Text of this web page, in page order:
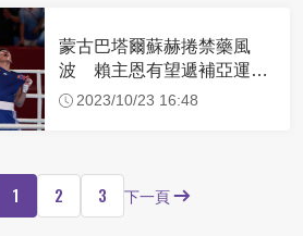
蒙古巴塔爾蘇赫捲禁藥風
波 賴主恩有望遞補亞運拳
擊金牌
2023/10/23 16:48
1 2 3 下一頁